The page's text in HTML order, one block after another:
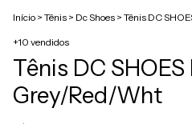
Início > Tênis > Dc Shoes > Tênis DC
+10 vendidos
Tênis DC
Grey/Red/Wht